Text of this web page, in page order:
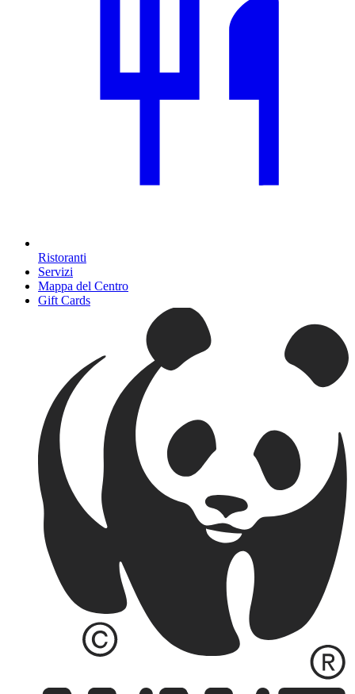
Ristoranti
Servizi
Mappa del Centro
Gift Cards